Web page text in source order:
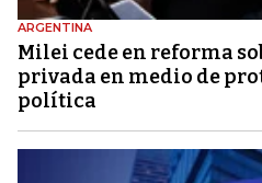
ARGENTINA
Milei cede en reforma
privada en medio de
política